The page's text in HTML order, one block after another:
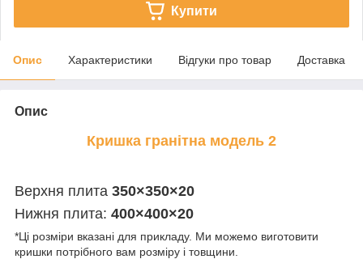
Купити
Опис Характеристики Відгуки про товар Доставка
Опис
Кришка гранітна модель 2
Верхня плита 350×350×20
Нижня плита: 400×400×20
*Ці розміри вказані для прикладу. Ми можемо виготовити
кришки потрібного вам розміру і товщини.